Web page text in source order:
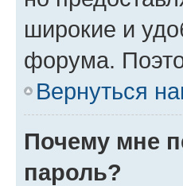
широкие и
форума.
Вернуться
Почему мне
пароль?